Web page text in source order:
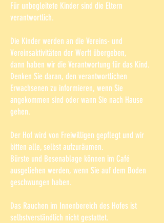
Für unbegleitete Kinder sind die Eltern
verantwortlich.
Die Kinder werden an die Vereins- und
Vereinsaktivitäten der Werft übergeben,
dann haben wir die Verantwortung für das Kind.
Denken Sie daran, den verantwortlichen
Erwachsenen zu informieren, wenn Sie
angekommen sind oder wann Sie nach Hause
gehen.
Der Hof wird von Freiwilligen gepflegt und wir
bitten alle, selbst aufzuräumen.
Bürste und Besenablage können im Café
ausgeliehen werden, wenn Sie auf dem Boden
geschwungen haben.
Das Rauchen im Innenbereich des Hofes ist
selbstverständlich nicht gestattet.